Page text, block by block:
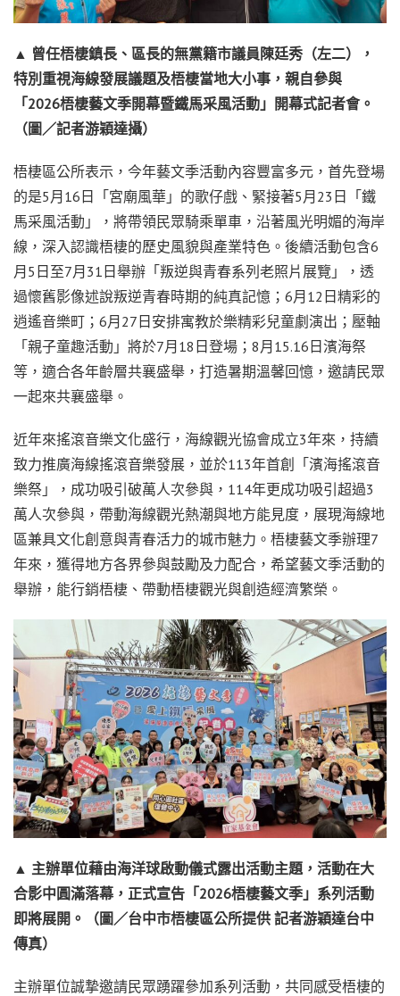
▲ 曾任梧棲鎮長、區長的無黨籍市議員陳廷秀（左二），
特別重視海線發展議題及梧棲當地大小事，親自參與
「2026梧棲藝文季開幕暨鐵馬采風活動」開幕式記者會。
（圖／記者游穎達攝）
梧棲區公所表示，今年藝文季活動內容豐富多元，首先登場
的是5月16日「宮廟風華」的歌仔戲、緊接著5月23日「鐵
馬采風活動」，將帶領民眾騎乘單車，沿著風光明媚的海岸
線，深入認識梧棲的歷史風貌與產業特色。後續活動包含6
月5日至7月31日舉辦「叛逆與青春系列老照片展覽」，透
過懷舊影像述說叛逆青春時期的純真記憶；6月12日精彩的
逍遙音樂町；6月27日安排寓教於樂精彩兒童劇演出；壓軸
「親子童趣活動」將於7月18日登場；8月15.16日濱海祭
等，適合各年齡層共襄盛舉，打造暑期溫馨回憶，邀請民眾
一起來共襄盛舉。
近年來搖滾音樂文化盛行，海線觀光協會成立3年來，持續
致力推廣海線搖滾音樂發展，並於113年首創「濱海搖滾音
樂祭」，成功吸引破萬人次參與，114年更成功吸引超過3
萬人次參與，帶動海線觀光熱潮與地方能見度，展現海線地
區兼具文化創意與青春活力的城市魅力。梧棲藝文季辦理7
年來，獲得地方各界參與鼓勵及力配合，希望藝文季活動的
舉辦，能行銷梧棲、帶動梧棲觀光與創造經濟繁榮。
▲ 主辦單位藉由海洋球啟動儀式露出活動主題，活動在大
合影中圓滿落幕，正式宣告「2026梧棲藝文季」系列活動
即將展開。（圖／台中市梧棲區公所提供 記者游穎達台中
傳真）
主辦單位誠摯邀請民眾踴躍參加系列活動，共同感受梧棲的